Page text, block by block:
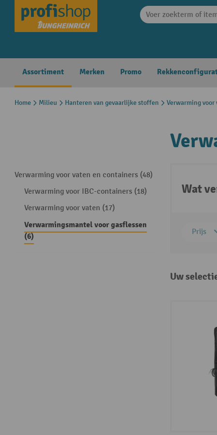
Skip to main navigation
Assortiment Merken Promo
Home Milieu Hanteren van gevaarlijke stoffen Verwarming
Verwarming voor vaten en containers (48)
Verwarming voor IBC-containers (18)
Verwarming voor vaten (17)
Verwarmingsmantel voor gasflessen
(6)
Wat
Prijs
Uw